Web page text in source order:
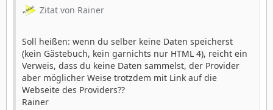
Zitat von Rainer
Soll heißen: wenn du selber keine Daten speicherst
(kein Gästebuch, kein garnichts nur HTML 4), reicht ein
Verweis, dass du keine Daten sammelst, der Provider
aber möglicher Weise trotzdem mit Link auf die
Webseite des Providers??
Rainer